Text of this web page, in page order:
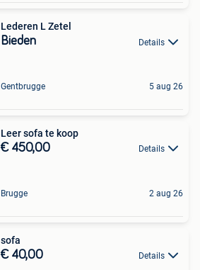
Lederen L Zetel
Bieden Details
Gentbrugge 5 aug 26
Leer sofa te koop
€ 450,00 Details
Brugge 2 aug 26
sofa
€ 40,00 Details